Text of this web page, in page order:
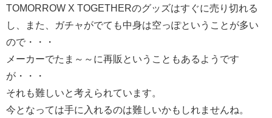
TOMORROW X TOGETHERのグッズはすぐに売り切れる
し、また、ガチャがでても中身は空っぽということが多い
ので・・・
メーカーでたま～～に再販ということもあるようです
が・・・
それも難しいと考えられています。
今となっては手に入れるのは難しいかもしれませんね。